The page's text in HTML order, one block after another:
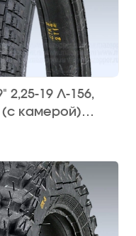
2,25-19 Л-156,
(с камерой)
Рига